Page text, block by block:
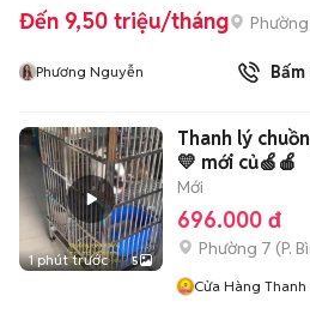
Đến 9,50 triệu/tháng
Phương Nguyễn
1 phút trước 5
Thanh lý
💛 mới củ🍏🍎
Mới
696.000 đ
Phường 7 (P.
Cửa Hàng Thanh